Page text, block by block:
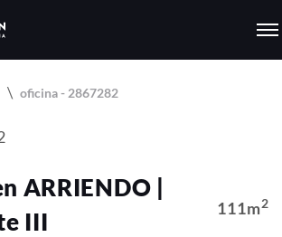
oficina - 2867282
ARRIENDO |
III
111m2